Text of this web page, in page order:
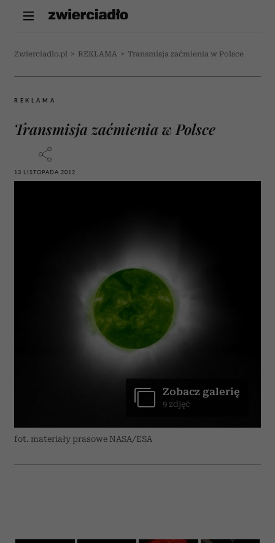
Zwierciadlo.pl > REKLAMA > Transmisja zaćmienia w Polsce
REKLAMA
Transmisja zaćmienia w Polsce
13 LISTOPADA 2012
fot. materiały prasowe NASA/ESA
Zobacz galerię
9 zdjęć